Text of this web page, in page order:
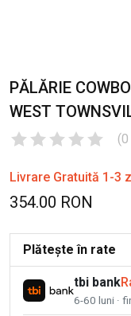
PĂLĂRIE
WEST
(0
Livrare Gratuită 1-3
354.00 RON
Plătește în rate
tbi bank
6-60 luni ·